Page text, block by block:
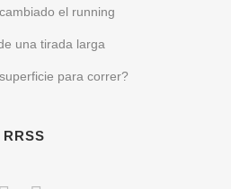
el running
una tirada larga
para correr?